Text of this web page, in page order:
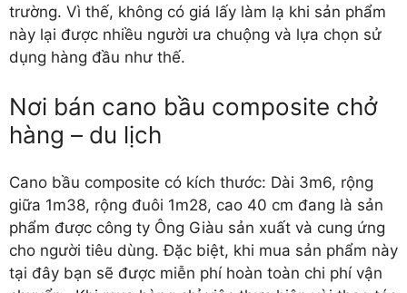
trường. Vì thế, không có giá lấy làm lạ khi sản phẩm
này lại được nhiều người ưa chuộng và lựa chọn sử
dụng hàng đầu như thế.
Nơi bán cano bầu composite chở
hàng – du lịch
Cano bầu composite có kích thước: Dài 3m6, rộng
giữa 1m38, rộng đuôi 1m28, cao 40 cm đang là sản
phẩm được công ty Ông Giàu sản xuất và cung ứng
cho người tiêu dùng. Đặc biệt, khi mua sản phẩm này
tại đây bạn sẽ được miễn phí hoàn toàn chi phí vận